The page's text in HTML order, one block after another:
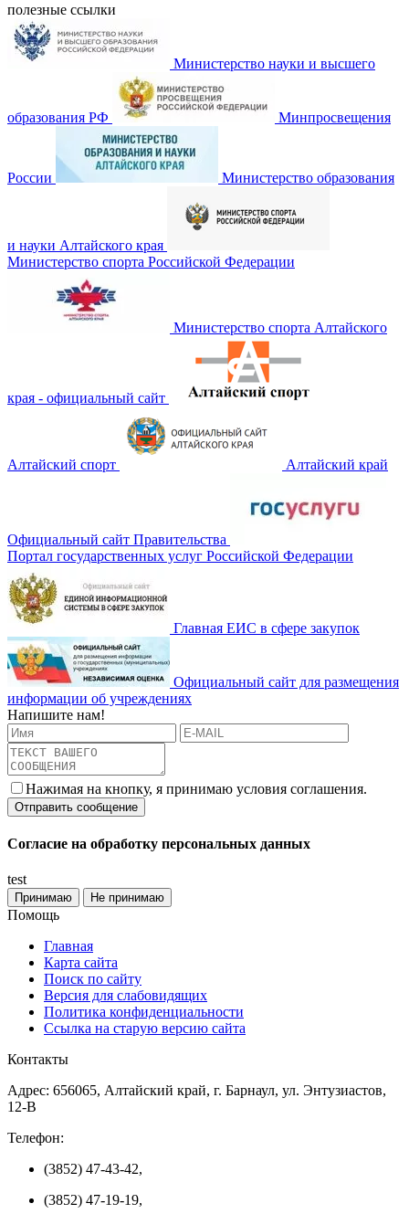
полезные ссылки
Министерство науки и высшего
образования РФ Минпросвещения
России Министерство образования
и науки Алтайского края
Министерство спорта Российской Федерации
Министерство спорта Алтайского
края - официальный сайт
Алтайский спорт Алтайский край
Официальный сайт Правительства
Портал государственных услуг Российской Федерации
Главная ЕИС в сфере закупок
Официальный сайт для размещения
информации об учреждениях
Напишите нам!
Нажимая на кнопку, я принимаю условия соглашения.
Согласие на обработку персональных данных
test
Принимаю Не принимаю
Помощь
Главная
Карта сайта
Поиск по сайту
Версия для слабовидящих
Политика конфиденциальности
Ссылка на старую версию сайта
Контакты
Адрес: 656065, Алтайский край, г. Барнаул, ул. Энтузиастов,
12-В
Телефон:
(3852) 47-43-42,
(3852) 47-19-19,